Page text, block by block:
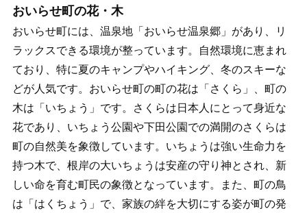
おいらせ町の花・木
おいらせ町には、温泉地「おいらせ温泉郷」があり、リ
ラックスできる環境が整っています。自然環境に恵まれ
ており、特に夏のキャンプやハイキング、冬のスキーな
どが人気です。おいらせ町の町の花は「さくら」、町の
木は「いちょう」です。さくらは日本人にとって身近な
花であり、いちょう公園や下田公園での満開のさくらは
町の自然美を象徴しています。いちょうは強い生命力を
持つ木で、根岸の大いちょうは安産の守り神とされ、新
しい命を育む町民の象徴となっています。また、町の鳥
は「はくちょう」で、家族の絆を大切にする姿が町の発